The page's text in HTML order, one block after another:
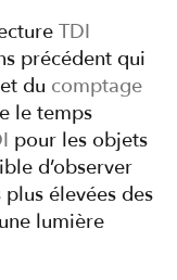
TDI
précédent qui
du comptage
le temps
pour les objets
d’observer
élevées des
lumière